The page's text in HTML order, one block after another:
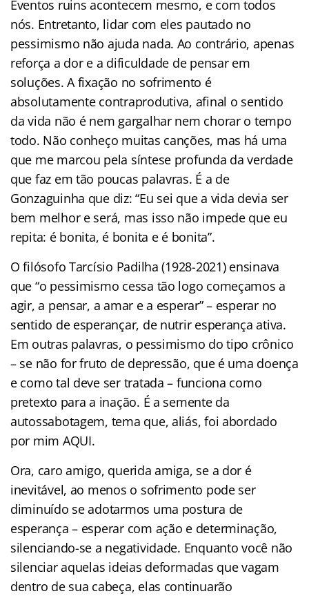
Eventos ruins acontecem mesmo, e com todos
nós. Entretanto, lidar com eles pautado no
pessimismo não ajuda nada. Ao contrário, apenas
reforça a dor e a dificuldade de pensar em
soluções. A fixação no sofrimento é
absolutamente contraprodutiva, afinal o sentido
da vida não é nem gargalhar nem chorar o tempo
todo. Não conheço muitas canções, mas há uma
que me marcou pela síntese profunda da verdade
que faz em tão poucas palavras. É a de
Gonzaguinha que diz: “Eu sei que a vida devia ser
bem melhor e será, mas isso não impede que eu
repita: é bonita, é bonita e é bonita”.
O filósofo Tarcísio Padilha (1928-2021) ensinava
que “o pessimismo cessa tão logo começamos a
agir, a pensar, a amar e a esperar” – esperar no
sentido de esperançar, de nutrir esperança ativa.
Em outras palavras, o pessimismo do tipo crônico
– se não for fruto de depressão, que é uma doença
e como tal deve ser tratada – funciona como
pretexto para a inação. É a semente da
autossabotagem, tema que, aliás, foi abordado
por mim AQUI.
Ora, caro amigo, querida amiga, se a dor é
inevitável, ao menos o sofrimento pode ser
diminuído se adotarmos uma postura de
esperança – esperar com ação e determinação,
silenciando-se a negatividade. Enquanto você não
silenciar aquelas ideias deformadas que vagam
dentro de sua cabeça, elas continuarão